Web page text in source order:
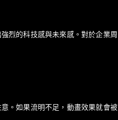
烈的科技感與未來感。對於企業周
。如果流明不足，動畫效果就會被